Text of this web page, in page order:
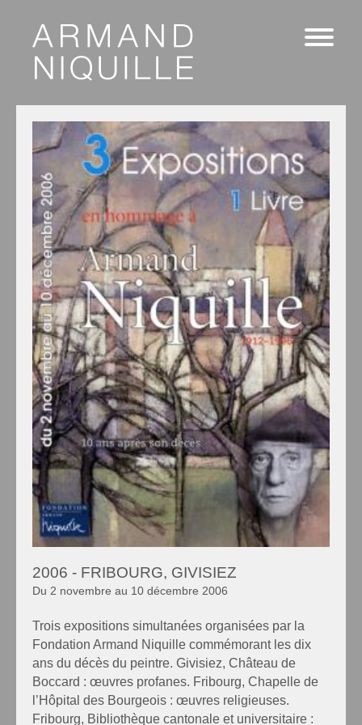
2006 - FRIBOURG, GIVISIEZ
Du 2 novembre au 10 décembre 2006
Trois expositions simultanées organisées par la
Fondation Armand Niquille commémorant les dix
ans du décès du peintre. Givisiez, Château de
Boccard : œuvres profanes. Fribourg, Chapelle de
l’Hôpital des Bourgeois : œuvres religieuses.
Fribourg, Bibliothèque cantonale et universitaire :